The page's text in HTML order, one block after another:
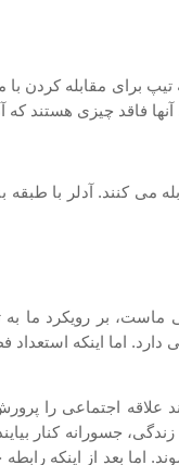
برای مقابله کردن با
فاقد چیزی هستند که
می کنند. آدلر با
بر رویکرد ما به
اما اینکه استعداد
اجتماعی را
جسورانه کنار
بعد از اینکه رابطه